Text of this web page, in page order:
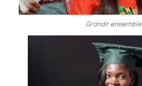
Grandir ensemble